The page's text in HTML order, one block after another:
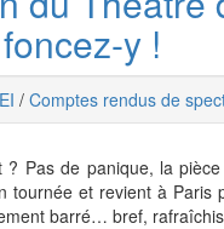
y !
/ Comptes rendus de
? Pas de panique, la
et revient à Paris
barré… bref,